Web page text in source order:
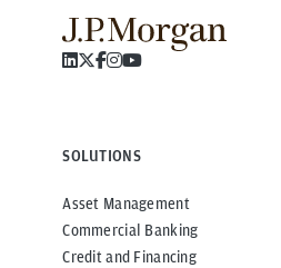
SOLUTIONS
Asset Management
Commercial Banking
Credit and Financing